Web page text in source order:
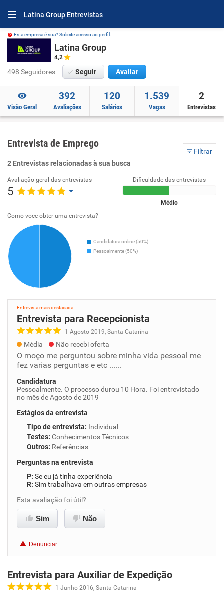
Latina Group Entrevistas
Esta empresa é sua? Solicite acesso ao perfil.
Latina Group
4,2
498 Seguidores Seguir Avaliar
Visão Geral
392
Avaliações
120
Salários
1.539
Vagas
2
Entrevistas
Entrevista de Emprego
Filtrar
2 Entrevistas relacionadas à sua busca
Avaliação geral das entrevistas
5
Dificuldade das entrevistas
Médio
Como voce obter uma entrevista?
Candidatura online (50%)
Pessoalmente (50%)
Entrevista mais destacada
Entrevista para Recepcionista
1 Agosto 2019, Santa Catarina
Média Não recebi oferta
O moço me perguntou sobre minha vida pessoal me
fez varias perguntas e etc ......
Candidatura
Pessoalmente. O processo durou 10 Hora. Foi entrevistado
no mês de Agosto de 2019
Estágios da entrevista
Tipo de entrevista: Individual
Testes: Conhecimentos Técnicos
Outros: Referências
Perguntas na entrevista
Se eu já tinha experiência
Sim trabalhava em outras empresas
Esta avaliação foi útil?
Sim Não
Denunciar
Entrevista para Auxiliar de Expedição
1 Junho 2016, Santa Catarina